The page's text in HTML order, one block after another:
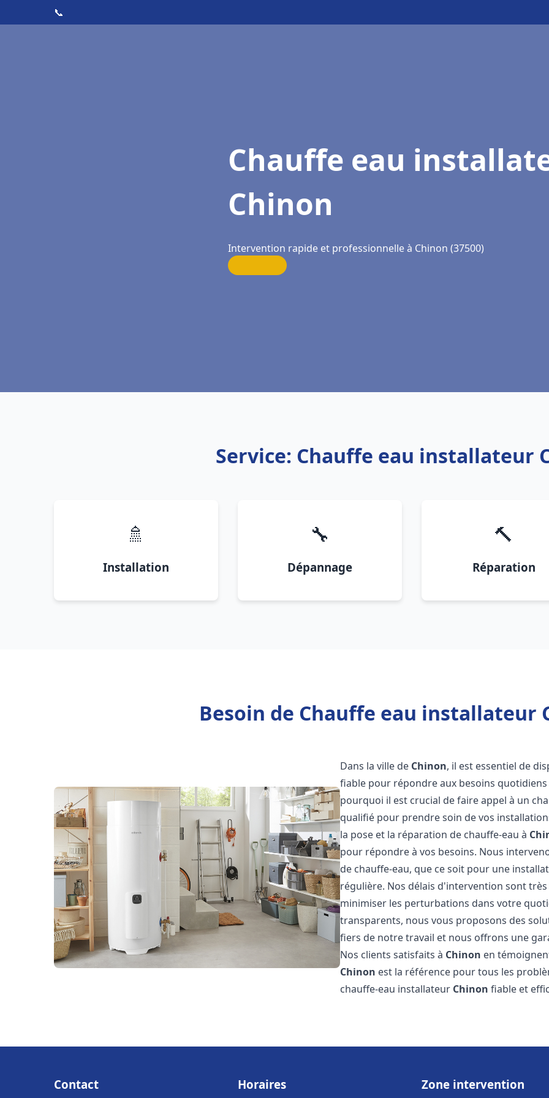
📞
Chauffe eau
Chinon
Intervention rapide et professionnelle à Chinon (37500)
Service: Chauffe eau installateur
🚿
Installation
🔧
Dépannage
🔨
Réparation
Besoin de Chauffe eau installateur
Dans la ville de Chinon, il est essentiel de
fiable pour répondre aux besoins
pourquoi il est crucial de faire appel à un
qualifié pour prendre soin de vos
la pose et la réparation de chauffe-eau à
pour répondre à vos besoins. Nous
de chauffe-eau, que ce soit pour une
régulière. Nos délais d'intervention sont
minimiser les perturbations dans votre
transparents, nous vous proposons des
fiers de notre travail et nous offrons une
Nos clients satisfaits à Chinon en
Chinon est la référence pour tous les
chauffe-eau installateur Chinon fiable et
Contact Horaires Zone intervention